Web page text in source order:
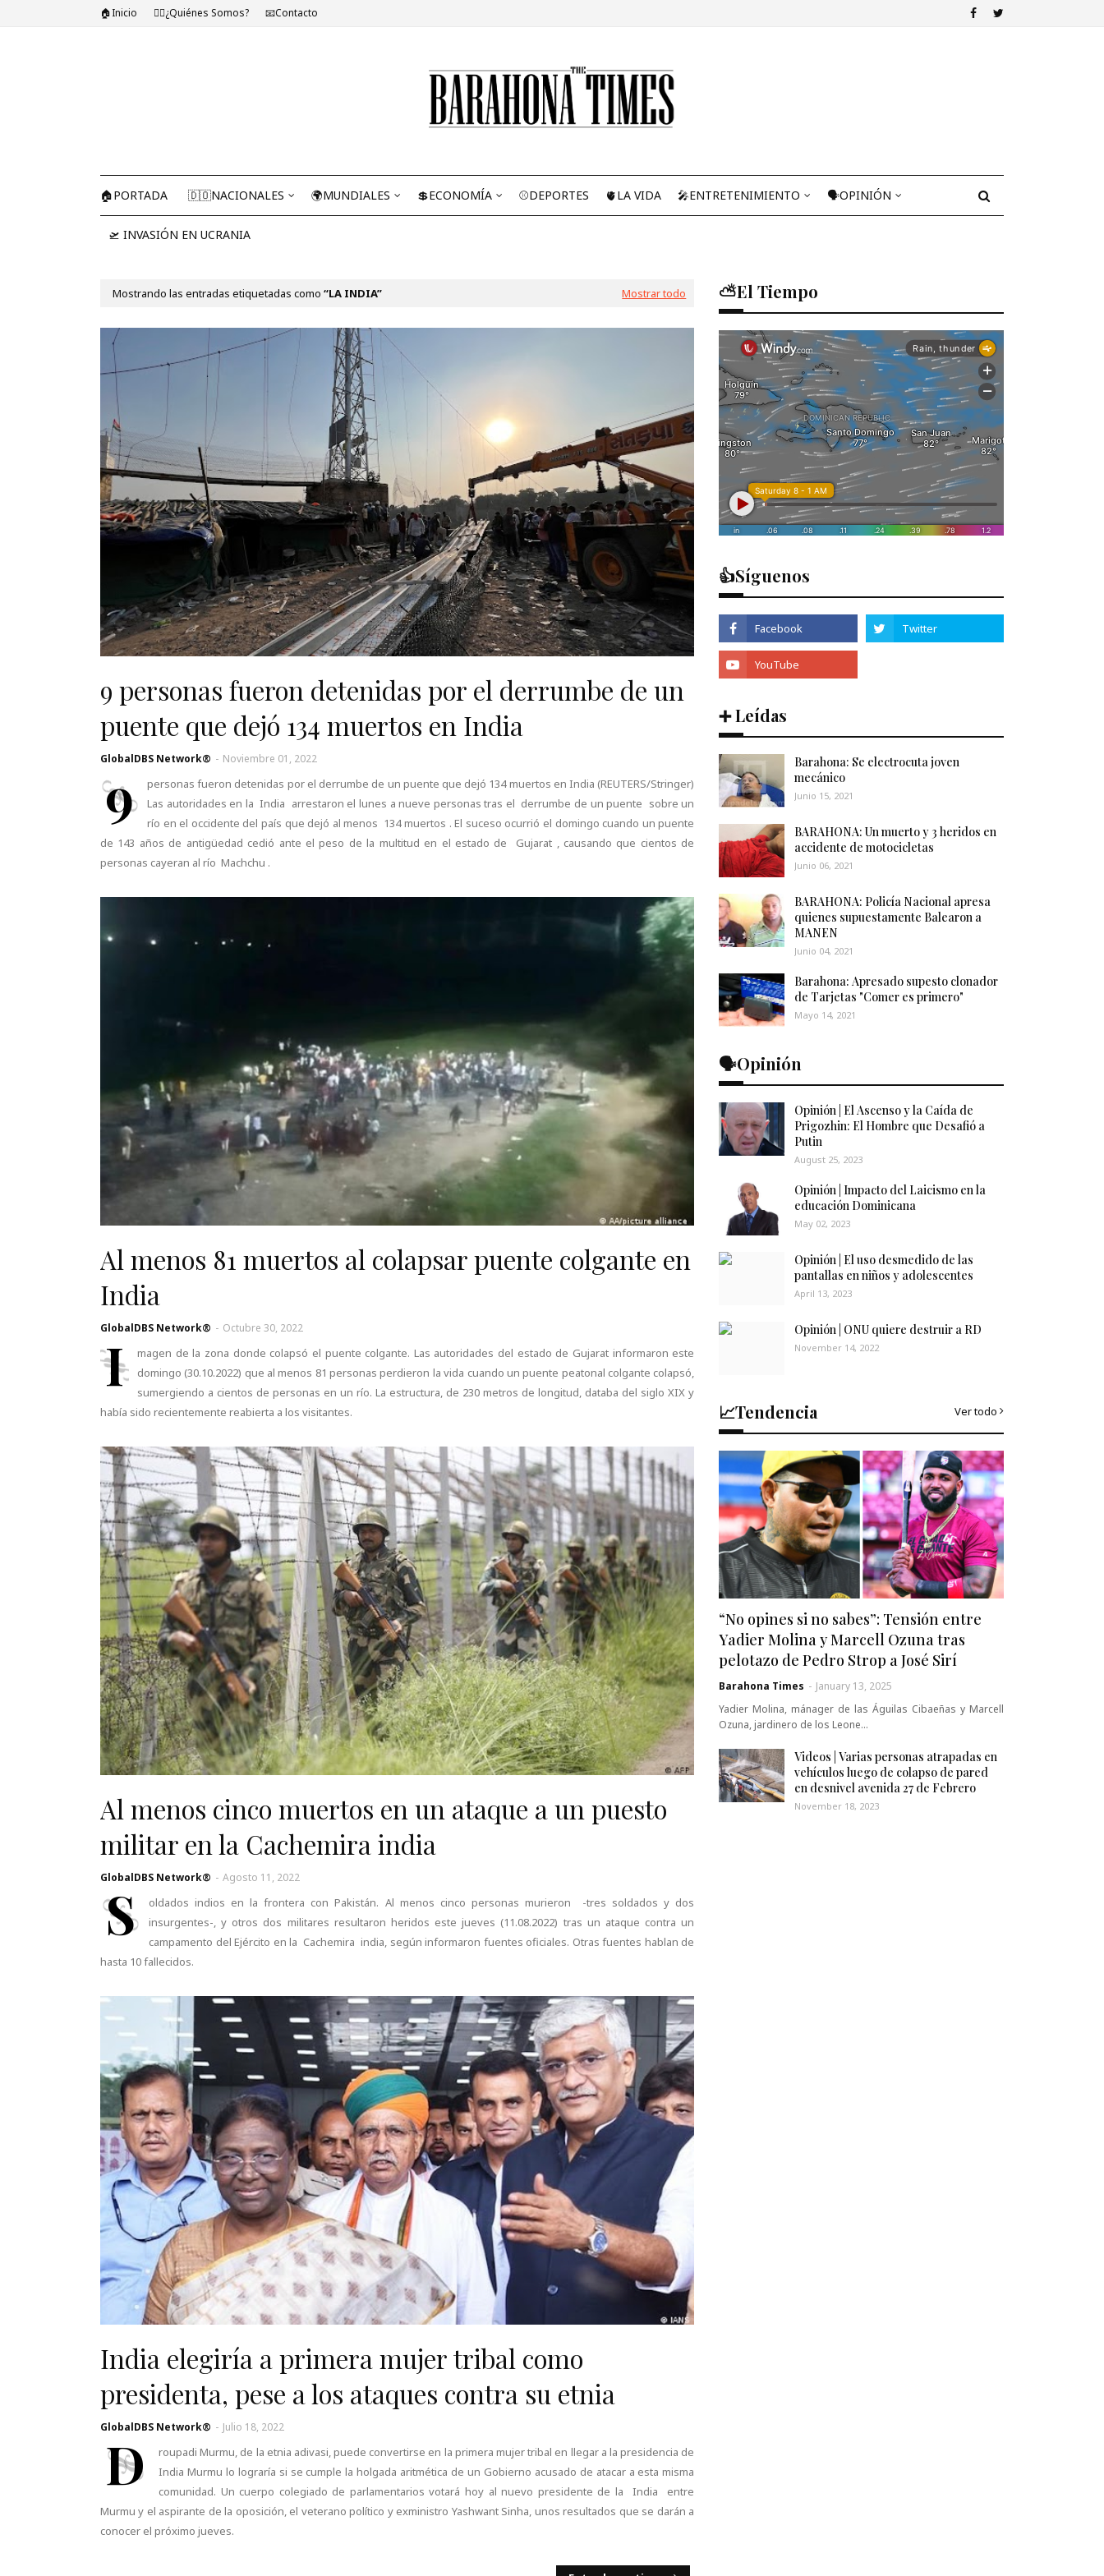
🏠Inicio 🤷‍♂️¿Quiénes Somos? 📧Contacto
🏠PORTADA 🇩🇴NACIONALES 🌍MUNDIALES 💲ECONOMÍA ⚾DEPORTES 🫀LA VIDA 🎤ENTRETENIMIENTO 🗣OPINIÓN
🛫 INVASIÓN EN UCRANIA
Mostrando las entradas etiquetadas como LA INDIA Mostrar todo
9 personas fueron detenidas por el derrumbe de un
puente que dejó 134 muertos en India
GlobalDBS Network® - Noviembre 01, 2022
9
personas fueron detenidas por el derrumbe de un puente que dejó 134 muertos en India (REUTERS/Stringer)
Las autoridades en la India arrestaron el lunes a nueve personas tras el derrumbe de un puente sobre un
río en el occidente del país que dejó al menos 134 muertos . El suceso ocurrió el domingo cuando un puente
de 143 años de antigüedad cedió ante el peso de la multitud en el estado de Gujarat , causando que cientos de
personas cayeran al río Machchu .
Al menos 81 muertos al colapsar puente colgante en
India
GlobalDBS Network® - Octubre 30, 2022
I
magen de la zona donde colapsó el puente colgante. Las autoridades del estado de Gujarat informaron este
domingo (30.10.2022) que al menos 81 personas perdieron la vida cuando un puente peatonal colgante colapsó,
sumergiendo a cientos de personas en un río. La estructura, de 230 metros de longitud, databa del siglo XIX y
había sido recientemente reabierta a los visitantes.
Al menos cinco muertos en un ataque a un puesto
militar en la Cachemira india
GlobalDBS Network® - Agosto 11, 2022
S
oldados indios en la frontera con Pakistán. Al menos cinco personas murieron -tres soldados y dos
insurgentes-, y otros dos militares resultaron heridos este jueves (11.08.2022) tras un ataque contra un
campamento del Ejército en la Cachemira india, según informaron fuentes oficiales. Otras fuentes hablan de
hasta 10 fallecidos.
India elegiría a primera mujer tribal como
presidenta, pese a los ataques contra su etnia
GlobalDBS Network® - Julio 18, 2022
D
roupadi Murmu, de la etnia adivasi, puede convertirse en la primera mujer tribal en llegar a la presidencia de
India Murmu lo lograría si se cumple la holgada aritmética de un Gobierno acusado de atacar a esta misma
comunidad. Un cuerpo colegiado de parlamentarios votará hoy al nuevo presidente de la India entre
Murmu y el aspirante de la oposición, el veterano político y exministro Yashwant Sinha, unos resultados que se darán a
conocer el próximo jueves.
⛅El Tiempo
👍Síguenos
➕ Leídas
Barahona: Se electrocuta joven
mecánico
Junio 15, 2021
BARAHONA: Un muerto y 3 heridos en
accidente de motocicletas
Junio 06, 2021
BARAHONA: Policía Nacional apresa
quienes supuestamente Balearon a
MANEN
Junio 04, 2021
Barahona: Apresado supesto clonador
de Tarjetas "Comer es primero"
Mayo 14, 2021
🗣️Opinión
Opinión | El Ascenso y la Caída de
Prigozhin: El Hombre que Desafió a
Putin
August 25, 2023
Opinión | Impacto del Laicismo en la
educación Dominicana
May 02, 2023
Opinión | El uso desmedido de las
pantallas en niños y adolescentes
April 13, 2023
Opinión | ONU quiere destruir a RD
November 14, 2022
📈Tendencia Ver todo
“No opines si no sabes”: Tensión entre
Yadier Molina y Marcell Ozuna tras
pelotazo de Pedro Strop a José Sirí
Barahona Times - January 13, 2025
Yadier Molina, mánager de las Águilas Cibaeñas y Marcell
Ozuna, jardinero de los Leone…
Videos | Varias personas atrapadas en
vehículos luego de colapso de pared
en desnivel avenida 27 de Febrero
November 18, 2023